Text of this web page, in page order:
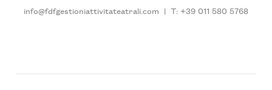
info@fdfgestioniattivitateatrali.com | T: +39 011 580 5768